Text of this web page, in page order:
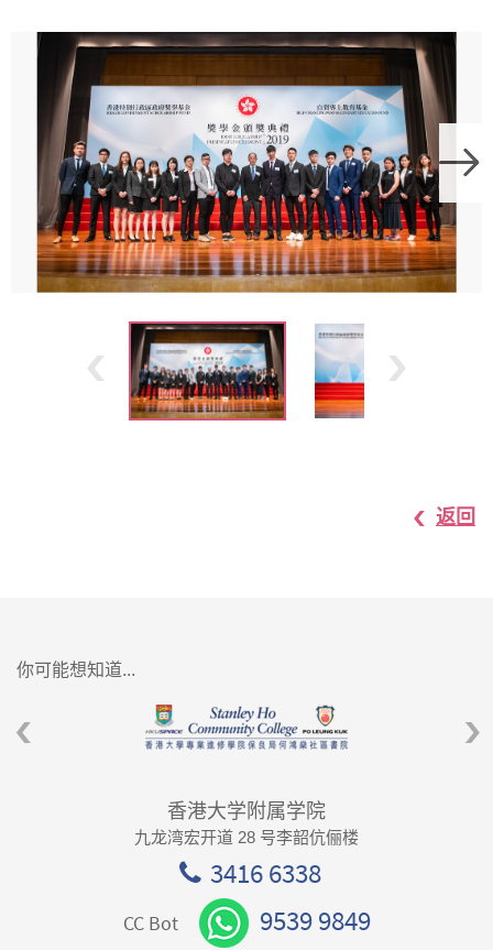
返回
你可能想知道...
香港大学附属学院
九龙湾宏开道 28 号李韶伉俪楼
3416 6338
CC Bot 9539 9849